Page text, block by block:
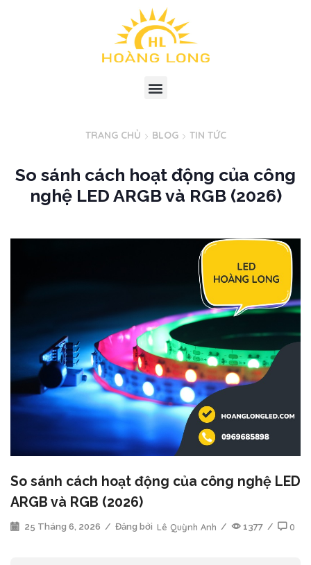
TRANG CHỦ BLOG TIN TỨC
So sánh cách hoạt động của công
nghệ LED ARGB và RGB (2026)
So sánh cách hoạt động của công nghệ LED
ARGB và RGB (2026)
25 Tháng 6, 2026 / Đăng bởi Lê Quỳnh Anh / 1377 / 0